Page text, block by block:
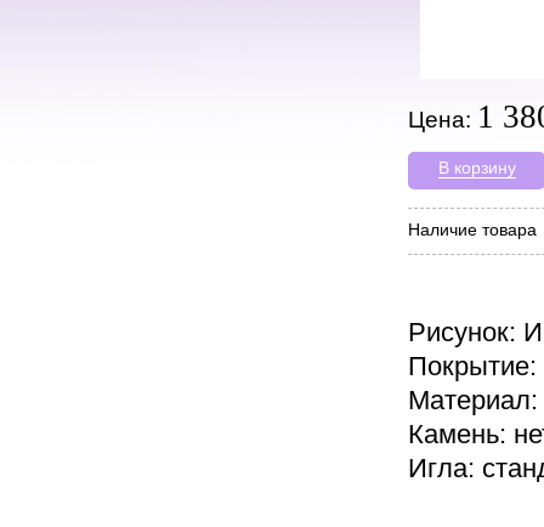
Цена: 1
В корзину
Наличие товара
Рисунок:
Покрытие:
Материал:
Камень:
Игла: